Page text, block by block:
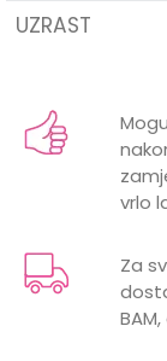
UZRAST
Email
vrlo
Za